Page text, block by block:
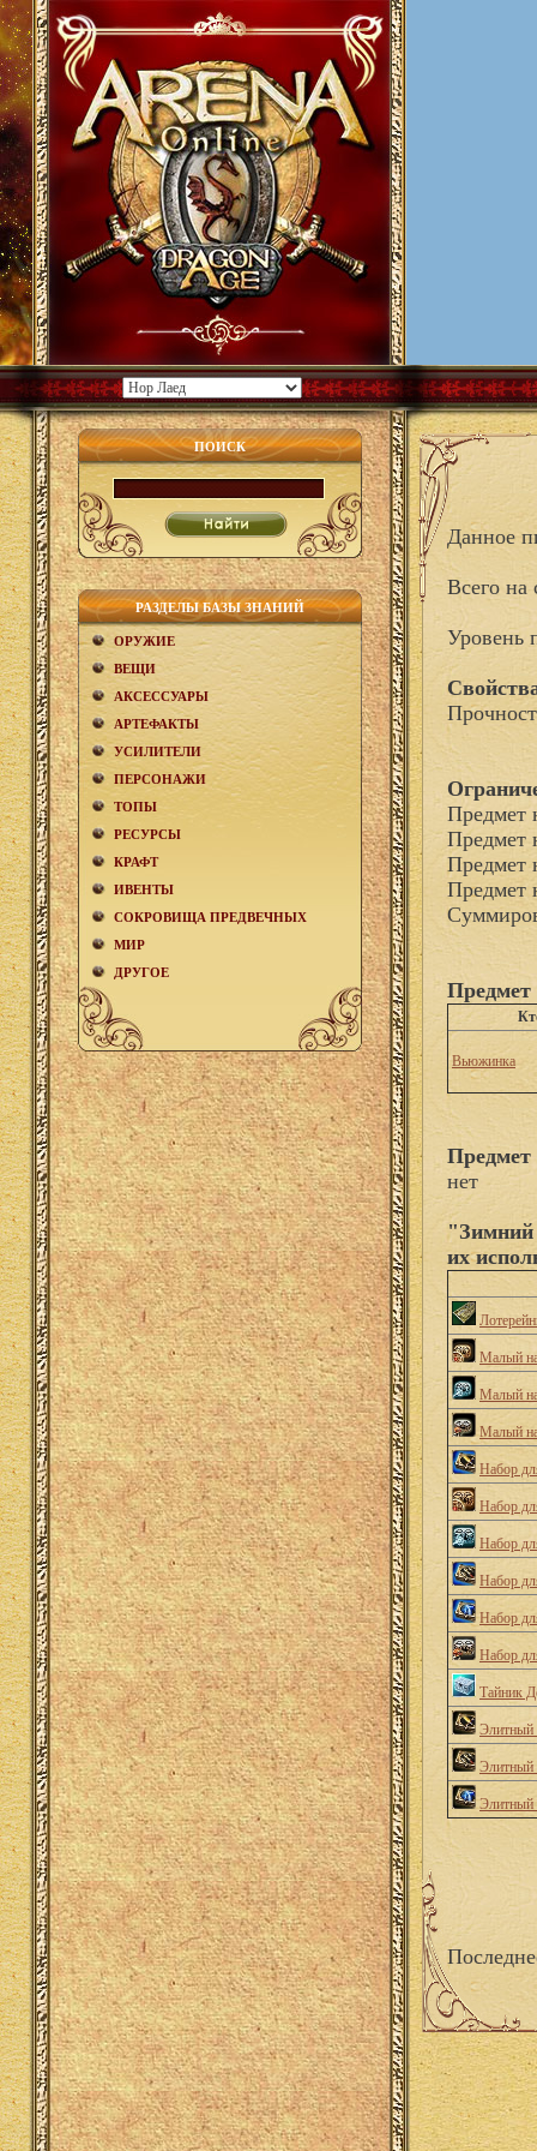
ПОИСК
РАЗДЕЛЫ БАЗЫ ЗНАНИЙ
ОРУЖИЕ
ВЕЩИ
АКCЕСCУАРЫ
АРТЕФАКТЫ
УСИЛИТЕЛИ
ПЕРСОНАЖИ
ТОПЫ
РЕСУРСЫ
КРАФТ
ИВЕНТЫ
СОКРОВИЩА ПРЕДВЕЧНЫХ
МИР
ДРУГОЕ
Данное
Всего на
Уровень
Предмет
Предмет
Предмет
Предмет
Вьюжинка
нет
"Зимний
их
Малый
Малый
Малый
Набор
Набор
Набор
Набор
Набор
Набор
Тайник
Элитный
Элитный
Элитный